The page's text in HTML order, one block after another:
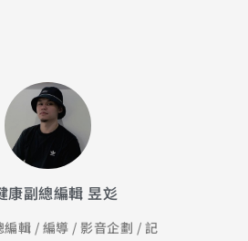
康副總編輯 昱彣
編輯 / 編導 / 影音企劃 / 記